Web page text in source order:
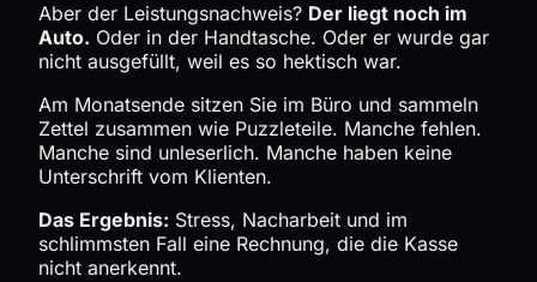
Aber der Leistungsnachweis? Der liegt noch im
Auto. Oder in der Handtasche. Oder er wurde gar
nicht ausgefüllt, weil es so hektisch war.
Am Monatsende sitzen Sie im Büro und sammeln
Zettel zusammen wie Puzzleteile. Manche fehlen.
Manche sind unleserlich. Manche haben keine
Unterschrift vom Klienten.
Das Ergebnis: Stress, Nacharbeit und im
schlimmsten Fall eine Rechnung, die die Kasse
nicht anerkennt.